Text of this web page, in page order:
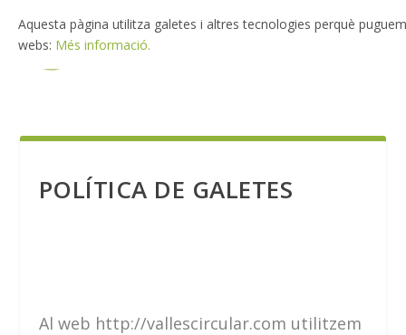
POLÍTICA DE GALETES
Al web http://vallescircular.com utilitzem
Aquesta pàgina utilitza galetes i altres tecnologies perquè
webs: Més informació.